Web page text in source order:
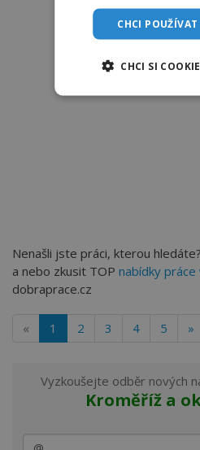
Nenašli jste práci, kterou
a nebo zkusit TOP nabídky práce
dobraprace.cz
« 1 2 3 4 5 »
Vyzkoušejte odběr nových
Kroměříž a
CHCI
CHCI SI